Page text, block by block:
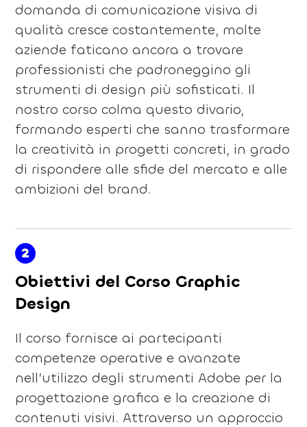
domanda di comunicazione visiva di
qualità cresce costantemente, molte
aziende faticano ancora a trovare
professionisti che padroneggino gli
strumenti di design più sofisticati. Il
nostro corso colma questo divario,
formando esperti che sanno trasformare
la creatività in progetti concreti, in grado
di rispondere alle sfide del mercato e alle
ambizioni del brand.
2
Obiettivi del Corso Graphic
Design
Il corso fornisce ai partecipanti
competenze operative e avanzate
nell’utilizzo degli strumenti Adobe per la
progettazione grafica e la creazione di
contenuti visivi. Attraverso un approccio